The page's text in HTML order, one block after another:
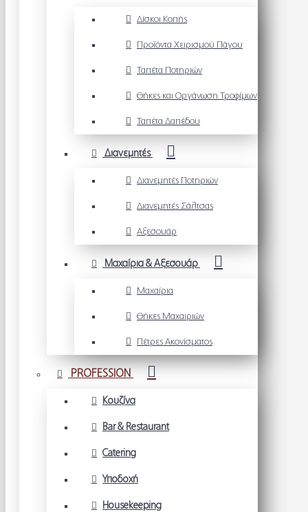
Δίσκοι Κοπής
Προϊόντα Χειρισμού Πάγου
Ταπέτα Ποτηριών
Θήκες και Οργάνωση Τροφίμων
Ταπέτα Δαπέδου
Διανεμητές
Διανεμητές Ποτηριών
Διανεμητές Σάλτσας
Αξεσουάρ
Μαχαίρια & Αξεσουάρ
Μαχαίρια
Θήκες Μαχαιριών
Πέτρες Ακονίσματος
PROFESSION
Κουζίνα
Bar & Restaurant
Catering
Υποδοχή
Housekeeping